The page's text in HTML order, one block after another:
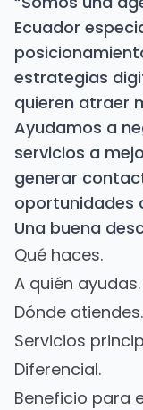
Ecuador
estrategias
quieren atraer
Ayudamos a
servicios a
generar
oportunidades
Una buena
Qué haces.
A quién ayudas.
Dónde atiendes.
Servicios
Diferencial.
Beneficio para